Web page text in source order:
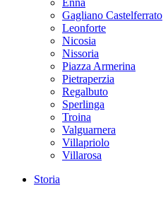
Enna
Gagliano Castelferrato
Leonforte
Nicosia
Nissoria
Piazza Armerina
Pietraperzia
Regalbuto
Sperlinga
Troina
Valguarnera
Villapriolo
Villarosa
Storia